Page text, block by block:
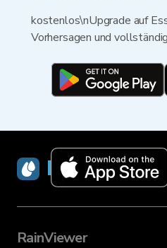
kostenlos\nUpgrade auf
Vorhersagen und
RainViewer
RainViewer